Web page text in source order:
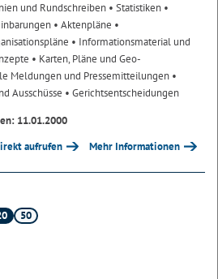
und Rundschreiben • Statistiken •
• Aktenpläne •
• Informationsmaterial und
• Karten, Pläne und Geo-
Meldungen und Pressemitteilungen •
Ausschüsse • Gerichtsentscheidungen
11.01.2000
aufrufen Mehr Informationen
50